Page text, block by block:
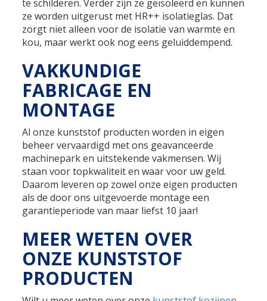
te schilderen. Verder zijn ze geïsoleerd en kunnen
ze worden uitgerust met HR++ isolatieglas. Dat
zorgt niet alleen voor de isolatie van warmte en
kou, maar werkt ook nog eens geluiddempend.
VAKKUNDIGE
FABRICAGE EN
MONTAGE
Al onze kunststof producten worden in eigen
beheer vervaardigd met ons geavanceerde
machinepark en uitstekende vakmensen. Wij
staan voor topkwaliteit en waar voor uw geld.
Daarom leveren op zowel onze eigen producten
als de door ons uitgevoerde montage een
garantieperiode van maar liefst 10 jaar!
MEER WETEN OVER
ONZE KUNSTSTOF
PRODUCTEN